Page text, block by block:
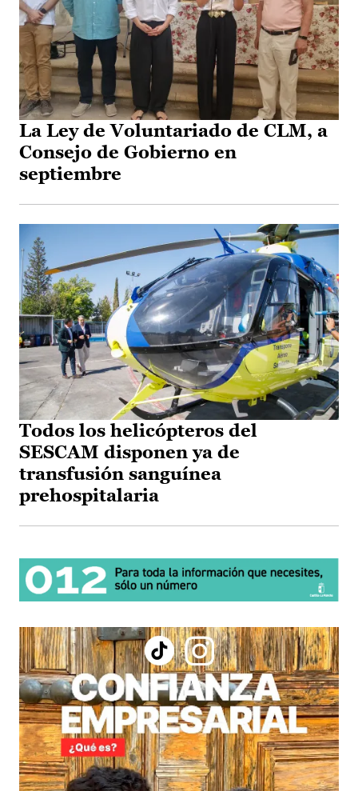
La Ley de Voluntariado de CLM, a
Consejo de Gobierno en
septiembre
Todos los helicópteros del
SESCAM disponen ya de
transfusión sanguínea
prehospitalaria